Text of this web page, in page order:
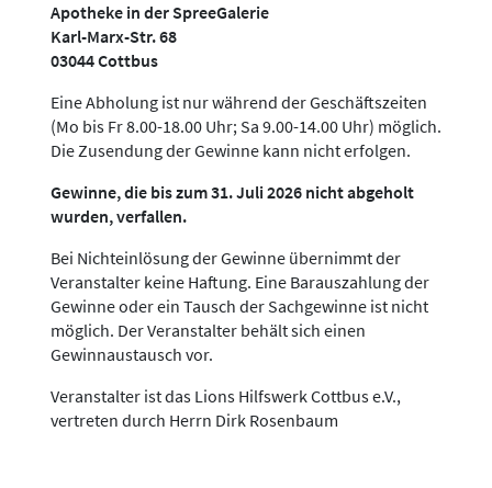
Apotheke in der SpreeGalerie
Karl-Marx-Str. 68
03044 Cottbus
Eine Abholung ist nur während der Geschäftszeiten
(Mo bis Fr 8.00-18.00 Uhr; Sa 9.00-14.00 Uhr) möglich.
Die Zusendung der Gewinne kann nicht erfolgen.
Gewinne, die bis zum 31. Juli 2026 nicht abgeholt
wurden, verfallen.
Bei Nichteinlösung der Gewinne übernimmt der
Veranstalter keine Haftung. Eine Barauszahlung der
Gewinne oder ein Tausch der Sachgewinne ist nicht
möglich. Der Veranstalter behält sich einen
Gewinnaustausch vor.
Veranstalter ist das Lions Hilfswerk Cottbus e.V.,
vertreten durch Herrn Dirk Rosenbaum